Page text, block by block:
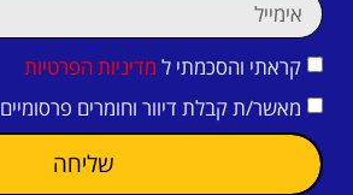
קראתי והסכמתי ל מדיניות הפרטיות
מאשר/ת קבלת דיוור וחומרים פרסומיים
שליחה